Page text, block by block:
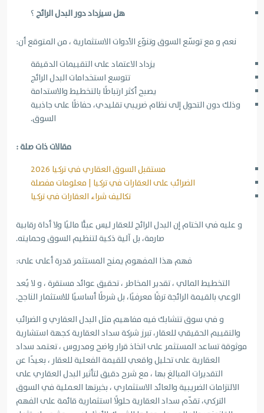
هل سيزداد دور البدل الرائج؟
نعم و مع توسّع السوق وتنوّع الأدوات الاستثمارية ، من المتوقع أن:
يزداد الاعتماد على التقييمات الدقيقة
تتوسع استخدامات البدل الرائج
يصبح أكثر ارتباطًا بالتخطيط والاستدامة
وذلك دون التحول إلى نظام ضريبي تقليدي، حفاظًا على جاذبية
السوق.
مقالات ذات صلة :
مستقبل السوق العقاري في تركيا 2026
الضرائب على العقارات في تركيا | معلومات مفصلة
تكاليف شراء العقارات في تركيا
و عليه في الختام إن البدل الرائج للعقار ليس عبئًا ماليًا ولا أداة رقابية
صارمة، بل آلية ذكية لتنظيم السوق وحمايته.
فهم هذا المفهوم يمنح المستثمر قدرة أعلى على:
التخطيط المالي ، تقدير المخاطر ، تحقيق عوائد مستقرة ، و لا يُعد
الوعي بالقيمة الرائجة ترفًا معرفيًا، بل شرطًا أساسيًا للاستثمار الناجح.
و في سوق تتشابك فيه مفاهيم مثل البدل العقاري و الضرائب
والتقييم الحقيقي للعقار، تبرز شركة سداد العقارية كجهة استشارية
موثوقة تساعد المستثمر على اتخاذ قرار واضح ومدروس ، تعتمد سداد
العقارية على تحليل واقعي للقيمة الفعلية للعقار ، بعيدًا عن
التقديرات المبالغ بها ، مع شرح دقيق لتأثير البدل العقاري على
الالتزامات الضريبية والعائد الاستثماري ، بخبرتها العملية في السوق
التركي، تقدّم سداد العقارية حلولًا استثمارية قائمة على الفهم